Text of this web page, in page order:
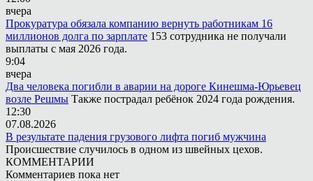
вчера
Прокуратура обязала компанию вернуть работникам 16
миллионов долга по зарплате 153 сотрудника не получали
выплаты с мая 2026 года.
9:04
вчера
Два человека погибли в аварии на дороге Кинешма-Юрьевец
возле Решмы Также пострадал ребёнок 2024 года рождения.
12:30
07.08.2026
В результате падения грузового лифта погиб мужчина
Происшествие случилось в одном из швейных цехов.
КОММЕНТАРИИ
Комментариев пока нет